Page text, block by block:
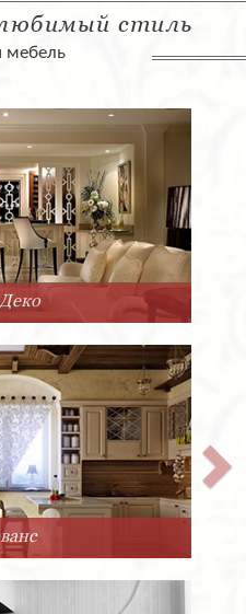
стиль
мебель